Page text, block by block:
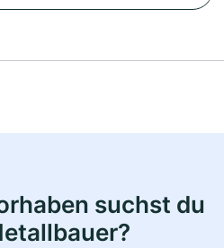
suchst du